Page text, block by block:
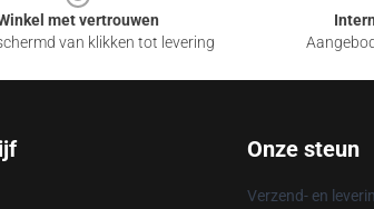
met vertrouwen
van klikken tot levering
Onze steun
Verzend- en